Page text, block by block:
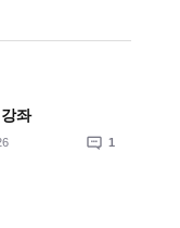
좌
1